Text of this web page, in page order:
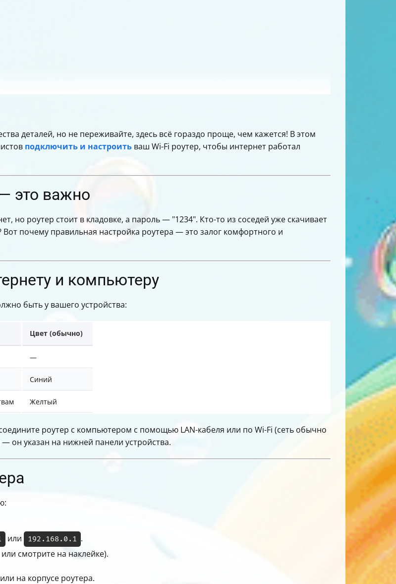
деталей, но не переживайте, здесь всё гораздо проще, чем кажется! В этом
подключить и настроить ваш Wi-Fi роутер, чтобы интернет работал
это важно
но роутер стоит в кладовке, а пароль — "1234". Кто-то из соседей уже скачивает
почему правильная настройка роутера — это залог комфортного и
и компьютеру
быть у вашего устройства:
Цвет (обычно)
—
Синий
Желтый
роутер с компьютером с помощью LAN-кабеля или по Wi-Fi (сеть обычно
он указан на нижней панели устройства.
или 192.168.0.1 .
или смотрите на наклейке).
на корпусе роутера.